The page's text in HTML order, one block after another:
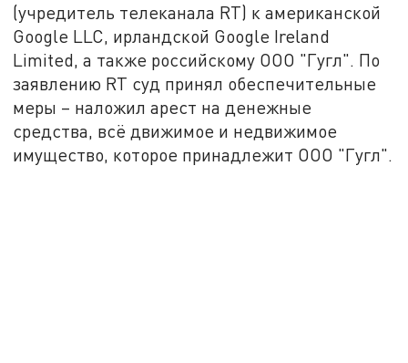
(учредитель телеканала RT) к американской
Google LLC, ирландской Google Ireland
Limited, а также российскому ООО "Гугл". По
заявлению RT суд принял обеспечительные
меры – наложил арест на денежные
средства, всё движимое и недвижимое
имущество, которое принадлежит ООО "Гугл".